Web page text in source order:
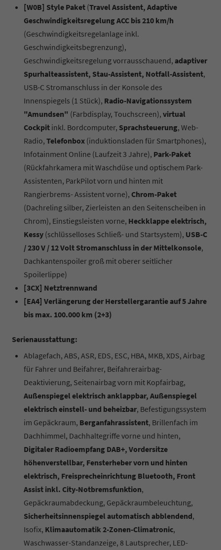
[W0B] Style Paket (Travel Assistent, Adaptive
Geschwindigkeitsregelung ACC bis 210 km/h
(Geschwindigkeitsregelanlage inkl.
Geschwindigkeitsbegrenzung),
Geschwindigkeitsregelung vorrausschauend, adaptiver
Spurhalteassistent, Stau-Assistent, Notfall-Assistent,
USB-C Stromanschluss in der Konsole des
Innenspiegels (1 Stück), Radio-Navigationssystem
"Amundsen" (Farbdisplay, Touchscreen), virtual
Cockpit inkl. Bordcomputer, Sprachsteuerung, Web-
Radio, Telefonbox (induktionsladen für Smartphones),
Infotainment Online (Laufzeit 3 Jahre), Park-Paket
(Rückfahrkamera mit Waschdüse und optischem Park-
Assistenten, ParkPilot vorn und hinten mit
Rangierbrems- Assistent vorne), Chrom-Paket
(Dachreling silber, Zierleisten an den Seitenscheiben in
Chrom), Einstiegsleisten vorne, Heckklappe elektrisch,
Kessy (schlüsselloses Schließ- und Startsystem), USB-C
/ 230 V / 12 Volt Stromanschluss in der Mittelkonsole,
Dachkantenspoiler groß mit oberer seitlicher
Spoilerlippe)
[3CX] Netztrennwand
[EA4] Verlängerung der Herstellergarantie auf 5 Jahre
bis max. 100.000 km (2+3)
Serienausstattung:
Ablagefach, ABS, ASR, EDS, ESC, HBA, MKB, XDS, Airbag
für Fahrer und Beifahrer, Beifahrerairbag-
Deaktivierung, Seitenairbag vorn mit Kopfairbag,
Außenspiegel elektrisch anklappbar, Außenspiegel
elektrisch einstell- und beheizbar, Befestigungssystem
im Gepäckraum, Berganfahrassistent, Brillenfach im
Dachhimmel, Dachhaltegriffe vorne und hinten,
Digitaler Radioempfang DAB+, Vordersitze
höhenverstellbar, Fensterheber vorn und hinten
elektrisch, Freisprecheinrichtung Bluetooth, Front
Assist inkl. City-Notbremsfunktion,
Gepäckraumabdeckung, Gepäckraumbeleuchtung,
Sicherheitsinnenspiegel automatisch abblendend,
Isofix, Klimaautomatik 2-Zonen-Climatronic,
Waschwasser-Standanzeige, 8 Lautsprecher, LED-